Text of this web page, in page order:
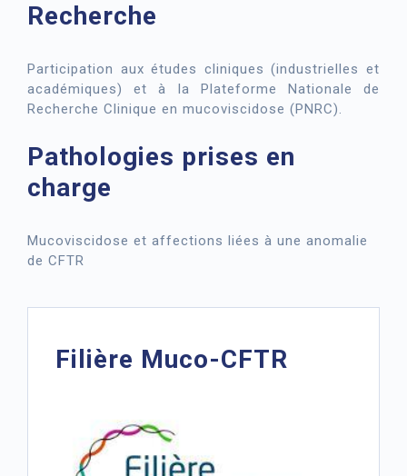
Recherche
Participation aux études cliniques (industrielles et
académiques) et à la Plateforme Nationale de
Recherche Clinique en mucoviscidose (PNRC).
Pathologies prises en
charge
Mucoviscidose et affections liées à une anomalie
de CFTR
Filière Muco-CFTR